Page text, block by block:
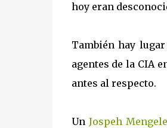
hoy eran
También hay
agentes de la CIA
antes al respecto.
Un Jospeh Mengele